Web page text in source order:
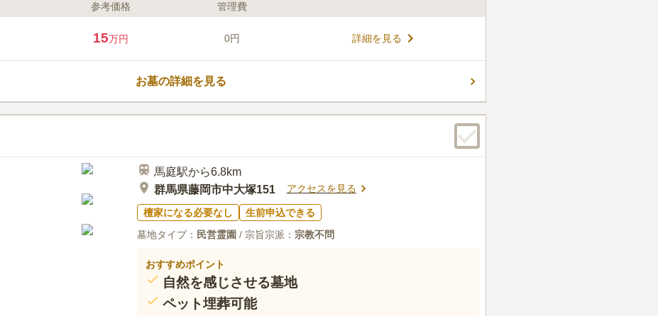
ライフドット編集部のコメント
別安置期間と使用料は、7年間で13万円、15年間で22万円、50
年間で28万円なので、リーズナブルに利用できます。墓守の不
安や「経済的負担を残したくない」とお考えの方におすすめで
す。国道254号線からのアクセスも良いので、足が遠退く心配も
ありません。
参考価格 管理費
15万円 0円 詳細を見る
お墓の詳細を見る
馬庭駅から6.8km
群馬県藤岡市中大塚151
アクセスを見る
檀家になる必要なし
生前申込できる
墓地タイプ： 民営霊園 / 宗旨宗派： 宗教不問
おすすめポイント
自然を感じさせる墓地
ペット埋葬可能